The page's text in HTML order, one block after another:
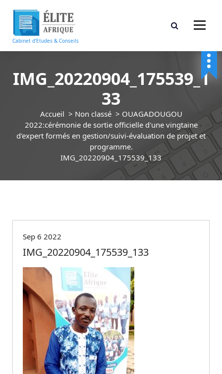
r
Cabinet d'Etudes & Conseils
IMG_20220904_175539_1
33
Accueil > Non classé> OUAGADOUGOU
2022:cérémonie de sortie officielle d'une vingtaine
d'expert formés en gestion/suivi-évaluation de projet et
programme.
IMG_20220904_175539_133
Sep 6 2022
IMG_20220904_175539_133